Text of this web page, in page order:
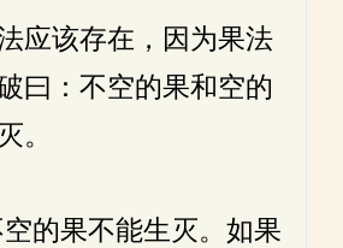
应该存在，因为果法
曰：不空的果和空的
。
的果不能生灭。如果